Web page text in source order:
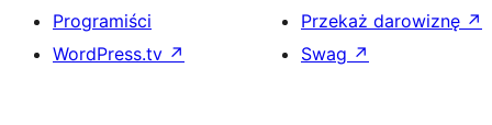
Programiści
WordPress.tv ↗
Przekaż darowiznę ↗
Swag ↗